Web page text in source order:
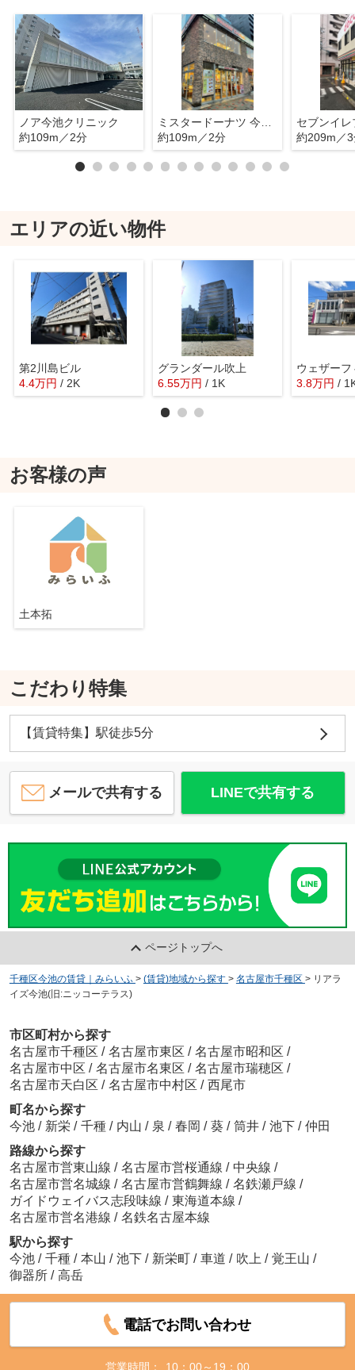
ノア今池クリニック
約109m／2分
約109m／2分
約209m／
エリアの近い物件
第2川島ビル
4.4万円 / 2K
グランダール吹上
6.55万円 / 1K
ウェザーフ
3.8万円 /
お客様の声
土本拓
こだわり特集
【賃貸特集】駅徒歩5分
メールで共有する LINEで共有する
ページトップへ
千種区今池の賃貸｜みらいふ > (賃貸)地域から探す > 名古屋市千種区 > リアラ
イズ今池(旧:ニッコーテラス)
市区町村から探す
名古屋市千種区 / 名古屋市東区 / 名古屋市昭和区 /
名古屋市中区 / 名古屋市名東区 / 名古屋市瑞穂区 /
名古屋市天白区 / 名古屋市中村区 / 西尾市
町名から探す
今池 / 新栄 / 千種 / 内山 / 泉 / 春岡 / 葵 / 筒井 / 池下 / 仲田
路線から探す
名古屋市営東山線 / 名古屋市営桜通線 / 中央線 /
名古屋市営名城線 / 名古屋市営鶴舞線 / 名鉄瀬戸線 /
ガイドウェイバス志段味線 / 東海道本線 /
名古屋市営名港線 / 名鉄名古屋本線
駅から探す
今池 / 千種 / 本山 / 池下 / 新栄町 / 車道 / 吹上 / 覚王山 /
御器所 / 高岳
電話でお問い合わせ
営業時間： 10：00～19：00